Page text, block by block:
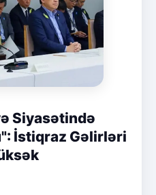
Siyasətində
İstiqraz Gəlirləri